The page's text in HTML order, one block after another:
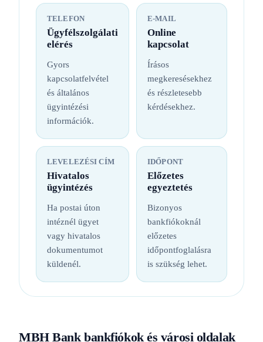
TELEFON
Ügyfélszolgálati
elérés
Gyors
kapcsolatfelvétel
és általános
ügyintézési
információk.
E-MAIL
Online
kapcsolat
Írásos
megkeresésekhez
és részletesebb
kérdésekhez.
LEVELEZÉSI CÍM
Hivatalos
ügyintézés
Ha postai úton
intéznél ügyet
vagy hivatalos
dokumentumot
küldenél.
IDŐPONT
Előzetes
egyeztetés
Bizonyos
bankfiókoknál
előzetes
időpontfoglalásra
is szükség lehet.
MBH Bank bankfiókok és városi oldalak